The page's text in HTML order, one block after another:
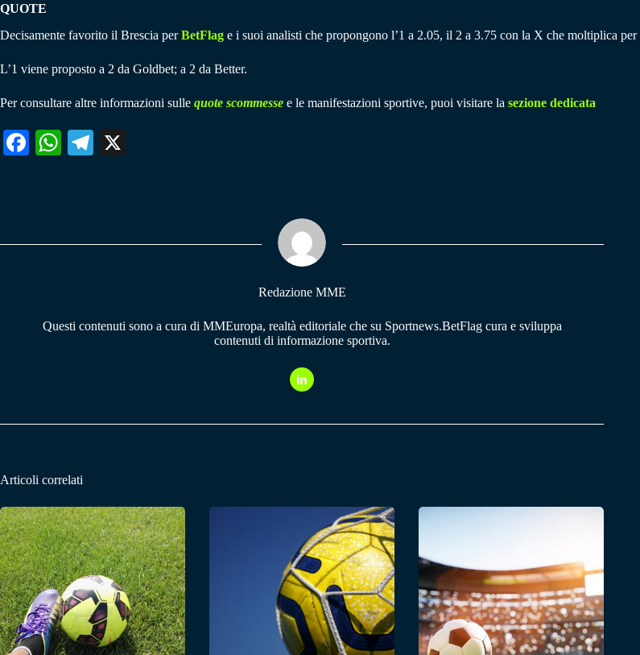
QUOTE
Decisamente favorito il Brescia perBetFlag e i suoi analisti che propongono l’1 a 2.05, il 2 a 3.75 con la X che moltiplica per
L’1 viene proposto a 2 da Goldbet; a 2 da Better.
Per consultare altre informazioni sulle quote scommesse e le manifestazioni sportive, puoi visitare la sezione dedicata
Fa W
pp
Te
m
Redazione MME
Questi contenuti sono a cura di MMEuropa, realtà editoriale che su Sportnews.BetFlag cura e sviluppa
contenuti di informazione sportiva.
Articoli correlati